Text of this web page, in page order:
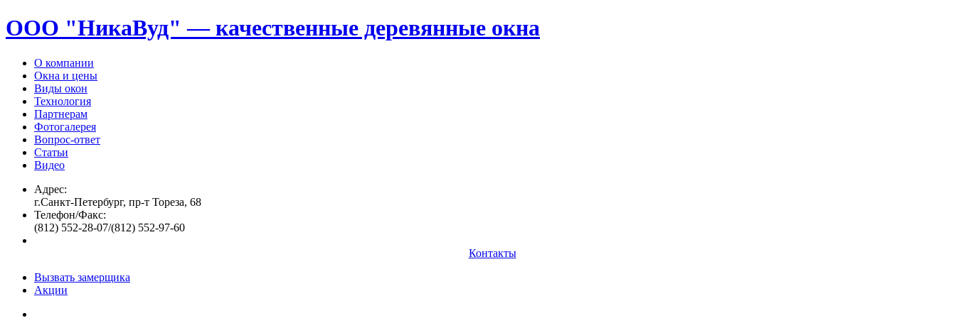
ООО "НикаВуд" — качественные деревянные окна
О компании
Окна и цены
Виды окон
Технология
Партнерам
Фотогалерея
Вопрос-ответ
Статьи
Видео
Адрес:
г.Санкт-Петербург, пр-т Тореза, 68
Телефон/Факс:
(812) 552-28-07/(812) 552-97-60
Контакты
Вызвать замерщика
Акции